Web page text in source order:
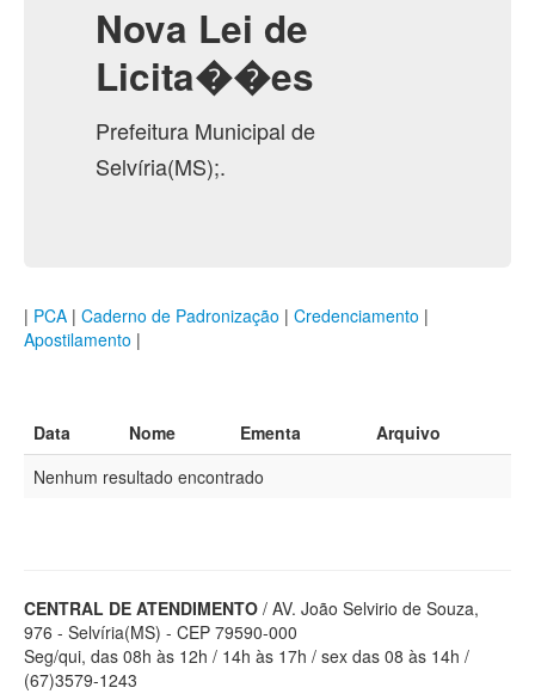
Nova Lei de
Licita��es
Prefeitura Municipal de
Selvíria(MS);.
| PCA | Caderno de Padronização | Credenciamento |
Apostilamento |
Data Nome Ementa
Arquivo
Nenhum resultado encontrado
CENTRAL DE ATENDIMENTO / AV. João Selvirio de Souza,
976 - Selvíria(MS) - CEP 79590-000
Seg/qui, das 08h às 12h / 14h às 17h / sex das 08 às 14h /
(67)3579-1243